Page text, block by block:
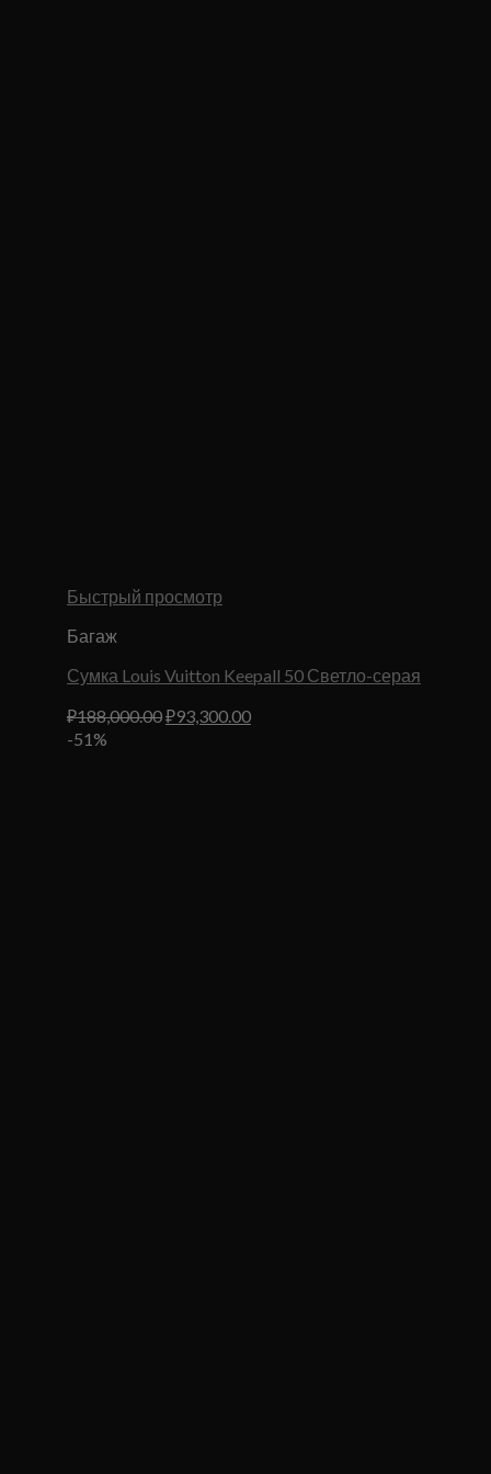
Быстрый просмотр
Багаж
Сумка Louis Vuitton Keepall 50 Светло-серая
₽188,000.00Первоначальная
₽93,300.00Текущая
-51%